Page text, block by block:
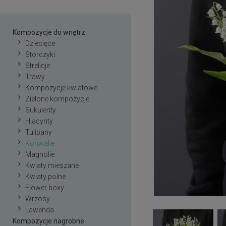
Kompozycje do wnętrz
Dziecięce
Storczyki
Strelicje
Trawy
Kompozycje kwiatowe
Zielone kompozycje
Sukulenty
Hiacynty
Tulipany
Konwalie
Magnolie
Kwiaty mieszane
Kwiaty polne
Flower boxy
Wrzosy
Lawenda
Kompozycje nagrobne